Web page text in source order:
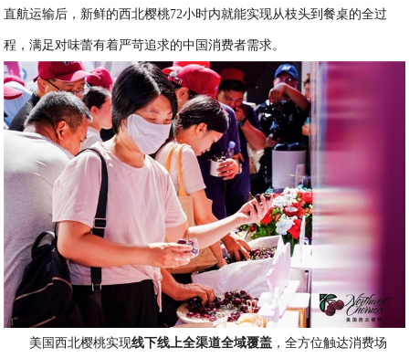
直航运输后，新鲜的西北樱桃72小时内就能实现从枝头到餐桌的全过
程，满足对味蕾有着严苛追求的中国消费者需求。
美国西北樱桃实现线下线上全渠道全域覆盖 ，全方位触达消费场